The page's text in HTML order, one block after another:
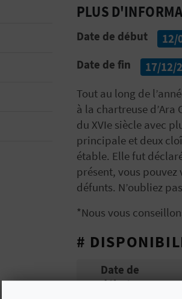
PLUS
Date de début
12/
Date de fin
17/12/
Tout au long de
à la chartreuse
du XVIe siècle avec
principale et deux
étable. Elle fut
présent, vous
défunts. N’oubliez
*Nous vous
#
Date de
début